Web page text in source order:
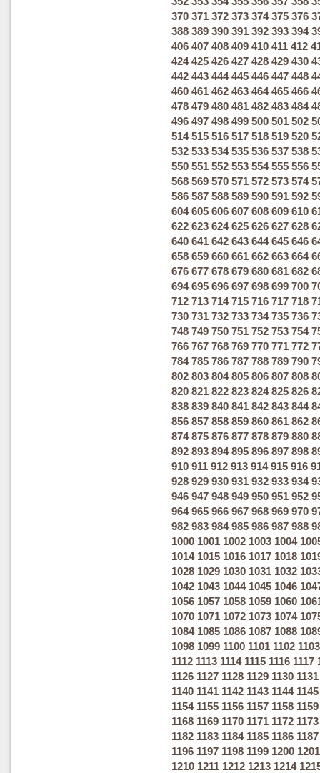
370 371 372 373 374 375 376
388 389 390 391 392 393 394
406 407 408 409 410 411 412
424 425 426 427 428 429 430
442 443 444 445 446 447 448
460 461 462 463 464 465 466
478 479 480 481 482 483 484
496 497 498 499 500 501 502
514 515 516 517 518 519 520
532 533 534 535 536 537 538
550 551 552 553 554 555 556
568 569 570 571 572 573 574
586 587 588 589 590 591 592
604 605 606 607 608 609 610
622 623 624 625 626 627 628
640 641 642 643 644 645 646
658 659 660 661 662 663 664
676 677 678 679 680 681 682
694 695 696 697 698 699 700
712 713 714 715 716 717 718
730 731 732 733 734 735 736
748 749 750 751 752 753 754
766 767 768 769 770 771 772
784 785 786 787 788 789 790
802 803 804 805 806 807 808
820 821 822 823 824 825 826
838 839 840 841 842 843 844
856 857 858 859 860 861 862
874 875 876 877 878 879 880
892 893 894 895 896 897 898
910 911 912 913 914 915 916
928 929 930 931 932 933 934
946 947 948 949 950 951 952
964 965 966 967 968 969 970
982 983 984 985 986 987 988
1000 1001 1002 1003 1004
1014 1015 1016 1017 1018
1028 1029 1030 1031 1032
1042 1043 1044 1045 1046
1056 1057 1058 1059 1060
1070 1071 1072 1073 1074
1084 1085 1086 1087 1088
1098 1099 1100 1101 1102 1103
1112 1113 1114 1115 1116 1117
1126 1127 1128 1129 1130 1131
1140 1141 1142 1143 1144 1145
1154 1155 1156 1157 1158 1159
1168 1169 1170 1171 1172 1173
1182 1183 1184 1185 1186 1187
1196 1197 1198 1199 1200 1201
1210 1211 1212 1213 1214